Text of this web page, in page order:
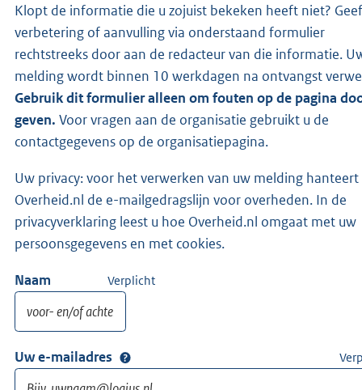
Klopt de informatie die u zojuist bekeken heeft niet?
verbetering of aanvulling via onderstaand formulier
rechtstreeks door aan de redacteur van die informatie.
melding wordt binnen 10 werkdagen na ontvangst
Gebruik dit formulier alleen om fouten op de pagina
geven. Voor vragen aan de organisatie gebruikt u de
contactgegevens op de organisatiepagina.
Uw privacy: voor het verwerken van uw melding hanteert
Overheid.nl de e-mailgedragslijn voor overheden. In de
privacyverklaring leest u hoe Overheid.nl omgaat met uw
persoonsgegevens en met cookies.
Naam Verplicht
Uw e-mailadres